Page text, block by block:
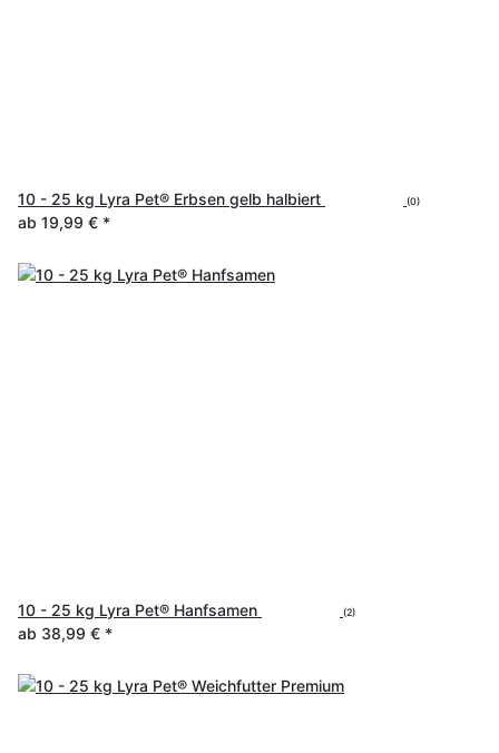
10 - 25 kg Lyra Pet® Erbsen gelb halbiert (0)
ab 19,99 € *
10 - 25 kg Lyra Pet® Hanfsamen (2)
ab 38,99 € *